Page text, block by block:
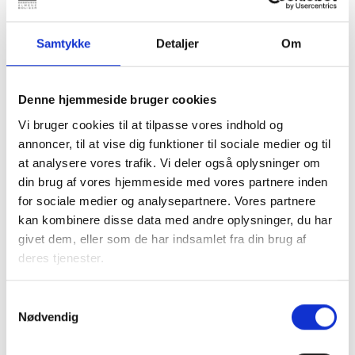
Samtykke Detaljer Om
Denne hjemmeside bruger cookies
Vi bruger cookies til at tilpasse vores indhold og
annoncer, til at vise dig funktioner til sociale medier og til
at analysere vores trafik. Vi deler også oplysninger om
din brug af vores hjemmeside med vores partnere inden
for sociale medier og analysepartnere. Vores partnere
kan kombinere disse data med andre oplysninger, du har
givet dem, eller som de har indsamlet fra din brug af
deres tjenester.
Nødvendig
Konsekvensen ved ikke at have de nødvendige tekniske
kan modtage betalinger, da disse vil blive afvist, hvis
betalingerne ikke er godkendt med stærk
kundeautentifikation.
Med venlig hilsen
Bent Madsen / Christina Wandt